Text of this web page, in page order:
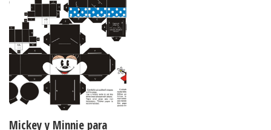
Mickey y Minnie para